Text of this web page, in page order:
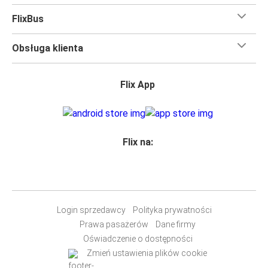
FlixBus
Obsługa klienta
Flix App
Flix na:
Login sprzedawcy
Polityka prywatności
Prawa pasażerów
Dane firmy
Oświadczenie o dostępności
Zmień ustawienia plików cookie